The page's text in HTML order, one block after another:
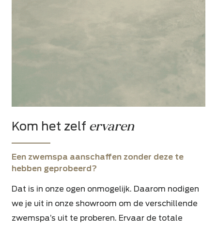
Kom het zelf ervaren
Een zwemspa aanschaffen zonder deze te
hebben geprobeerd?
Dat is in onze ogen onmogelijk. Daarom nodigen
we je uit in onze showroom om de verschillende
zwemspa’s uit te proberen. Ervaar de totale